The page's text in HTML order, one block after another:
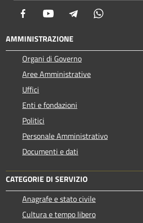
Facebook Youtube Telegram
AMMINISTRAZIONE
Organi di Governo
Aree Amministrative
Uffici
Enti e fondazioni
Politici
Personale Amministrativo
Documenti e dati
CATEGORIE DI SERVIZIO
Anagrafe e stato civile
Cultura e tempo libero